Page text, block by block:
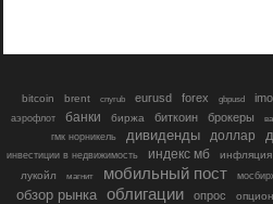
bitcoin brent cnyrub eurusd forex gbpusd
аэрофлот банки биржа биткоин брокеры
гмк норникель
дивиденды доллар
инвестиции в недвижимость индекс мб
инфляция
лукойл
магнит мобильный пост
обзор рынка облигации опрос